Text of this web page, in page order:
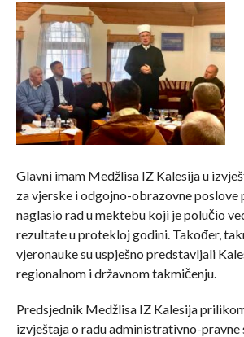
Glavni imam Medžlisa IZ Kalesija u
za vjerske i odgojno-obrazovne poslove
naglasio rad u mektebu koji je polučio
rezultate u protekloj godini. Također,
vjeronauke su uspješno predstavljali
regionalnom i državnom takmičenju.
Predsjednik Medžlisa IZ Kalesija
izvještaja o radu administrativno-pravne